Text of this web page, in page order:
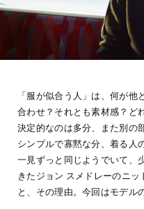
「服が似合う人」は、何が
合わせ？それとも素材感？ど
決定的なのは多分、また別の
シンプルで寡黙な分、着る人
一見ずっと同じようでいて、
きたジョン スメドレーのニ
と、その理由。今回はモデル